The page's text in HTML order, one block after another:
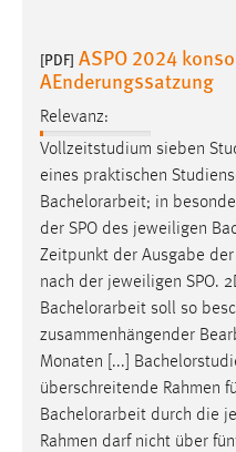
[PDF] ASPO 2024
AEnderungssatzung
Relevanz:
Vollzeitstudium sieben
eines praktischen
Bachelorarbeit; in
der SPO des jeweiligen
Zeitpunkt der Ausgabe
nach der jeweiligen SPO.
Bachelorarbeit soll so
zusammenhängender
Monaten [...]
überschreitende Rahmen
Bachelorarbeit durch die
Rahmen darf nicht über